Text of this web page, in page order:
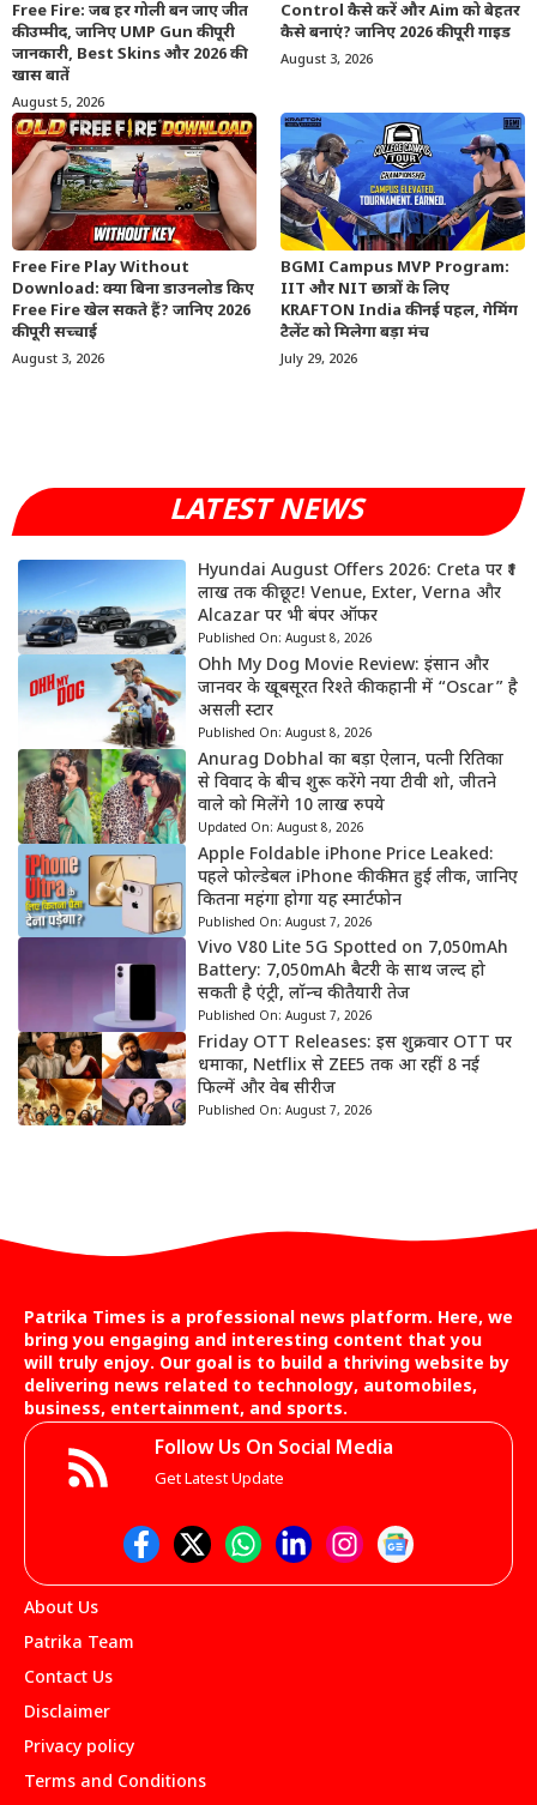
Free Fire: जब हर गोली बन जाए जीत
की उम्मीद, जानिए UMP Gun की पूरी
जानकारी, Best Skins और 2026 की
खास बातें
August 5, 2026
Control कैसे करें और Aim को बेहतर
कैसे बनाएं? जानिए 2026 की पूरी गाइड
August 3, 2026
Free Fire Play Without
Download: क्या बिना डाउनलोड किए
Free Fire खेल सकते हैं? जानिए 2026
की पूरी सच्चाई
August 3, 2026
BGMI Campus MVP Program:
IIT और NIT छात्रों के लिए
KRAFTON India की नई पहल, गेमिंग
टैलेंट को मिलेगा बड़ा मंच
July 29, 2026
LATEST NEWS
Hyundai August Offers 2026: Creta पर ₹1
लाख तक की छूट! Venue, Exter, Verna और
Alcazar पर भी बंपर ऑफर
Published On: August 8, 2026
Ohh My Dog Movie Review: इंसान और
जानवर के खूबसूरत रिश्ते की कहानी में “Oscar” है
असली स्टार
Published On: August 8, 2026
Anurag Dobhal का बड़ा ऐलान, पत्नी रितिका
से विवाद के बीच शुरू करेंगे नया टीवी शो, जीतने
वाले को मिलेंगे 10 लाख रुपये
Updated On: August 8, 2026
Apple Foldable iPhone Price Leaked:
पहले फोल्डेबल iPhone की कीमत हुई लीक, जानिए
कितना महंगा होगा यह स्मार्टफोन
Published On: August 7, 2026
Vivo V80 Lite 5G Spotted on 7,050mAh
Battery: 7,050mAh बैटरी के साथ जल्द हो
सकती है एंट्री, लॉन्च की तैयारी तेज
Published On: August 7, 2026
Friday OTT Releases: इस शुक्रवार OTT पर
धमाका, Netflix से ZEE5 तक आ रहीं 8 नई
फिल्में और वेब सीरीज
Published On: August 7, 2026
Patrika Times is a professional news platform. Here, we
bring you engaging and interesting content that you
will truly enjoy. Our goal is to build a thriving website by
delivering news related to technology, automobiles,
business, entertainment, and sports.
Follow Us On Social Media
Get Latest Update
About Us
Patrika Team
Contact Us
Disclaimer
Privacy policy
Terms and Conditions